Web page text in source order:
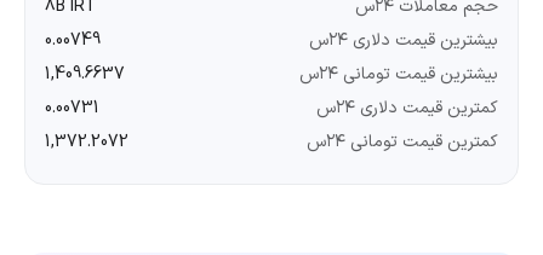
حجم معاملات ۲۴س
8B IRT
بیشترین قیمت دلاری ۲۴س
0.00749
بیشترین قیمت تومانی ۲۴س
1,409.6637
کمترین قیمت دلاری ۲۴س
0.00731
کمترین قیمت تومانی ۲۴س
1,372.2072